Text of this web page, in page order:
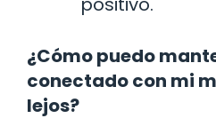
¿Cómo puedo
conectado con mi
lejos?